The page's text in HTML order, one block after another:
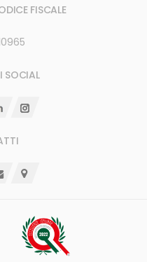
FISCALE
SOCIAL